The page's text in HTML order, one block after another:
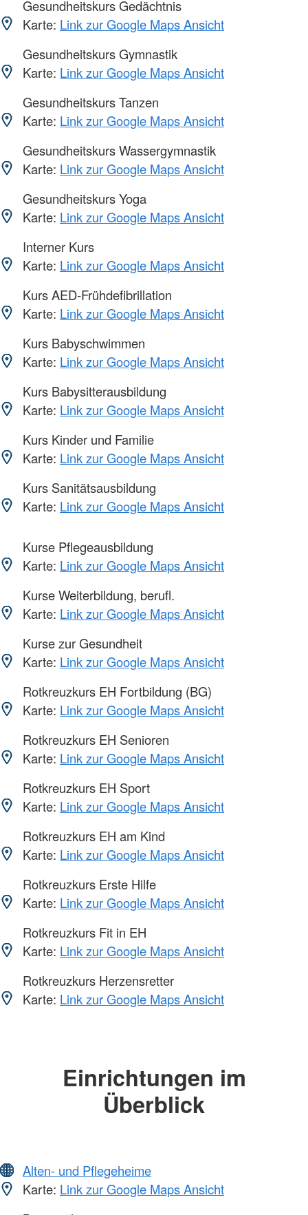
Gesundheitskurs Gedächtnis
Karte: Link zur Google Maps Ansicht
Gesundheitskurs Gymnastik
Karte: Link zur Google Maps Ansicht
Gesundheitskurs Tanzen
Karte: Link zur Google Maps Ansicht
Gesundheitskurs Wassergymnastik
Karte: Link zur Google Maps Ansicht
Gesundheitskurs Yoga
Karte: Link zur Google Maps Ansicht
Interner Kurs
Karte: Link zur Google Maps Ansicht
Kurs AED-Frühdefibrillation
Karte: Link zur Google Maps Ansicht
Kurs Babyschwimmen
Karte: Link zur Google Maps Ansicht
Kurs Babysitterausbildung
Karte: Link zur Google Maps Ansicht
Kurs Kinder und Familie
Karte: Link zur Google Maps Ansicht
Kurs Sanitätsausbildung
Karte: Link zur Google Maps Ansicht
Kurse Pflegeausbildung
Karte: Link zur Google Maps Ansicht
Kurse Weiterbildung, berufl.
Karte: Link zur Google Maps Ansicht
Kurse zur Gesundheit
Karte: Link zur Google Maps Ansicht
Rotkreuzkurs EH Fortbildung (BG)
Karte: Link zur Google Maps Ansicht
Rotkreuzkurs EH Senioren
Karte: Link zur Google Maps Ansicht
Rotkreuzkurs EH Sport
Karte: Link zur Google Maps Ansicht
Rotkreuzkurs EH am Kind
Karte: Link zur Google Maps Ansicht
Rotkreuzkurs Erste Hilfe
Karte: Link zur Google Maps Ansicht
Rotkreuzkurs Fit in EH
Karte: Link zur Google Maps Ansicht
Rotkreuzkurs Herzensretter
Karte: Link zur Google Maps Ansicht
Einrichtungen im
Überblick
Alten- und Pflegeheime
Karte: Link zur Google Maps Ansicht